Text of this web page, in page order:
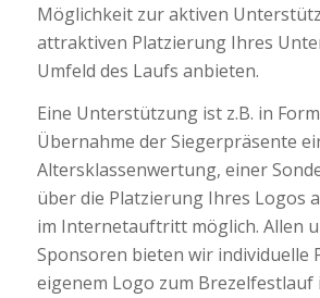
Möglichkeit zur aktiven
attraktiven Platzierung Ihres
Umfeld des Laufs anbieten.
Eine Unterstützung ist z.B. in
Übernahme der Siegerpräsente
Altersklassenwertung, einer
über die Platzierung Ihres Logos
im Internetauftritt möglich. Allen
Sponsoren bieten wir individuelle
eigenem Logo zum Brezelfestlauf